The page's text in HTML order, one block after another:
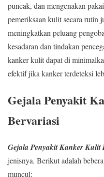
puncak, dan mengenakan
pemeriksaan kulit secara rutin
meningkatkan peluang
kesadaran dan tindakan
kanker kulit dapat di
efektif jika kanker terdeteksi
Gejala Penyakit
Bervariasi
GejalaPenyakit Kanker Kulit
jenisnya. Berikut adalah
muncul: